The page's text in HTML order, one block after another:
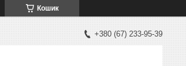
Кошик
+380 (67) 233-95-39